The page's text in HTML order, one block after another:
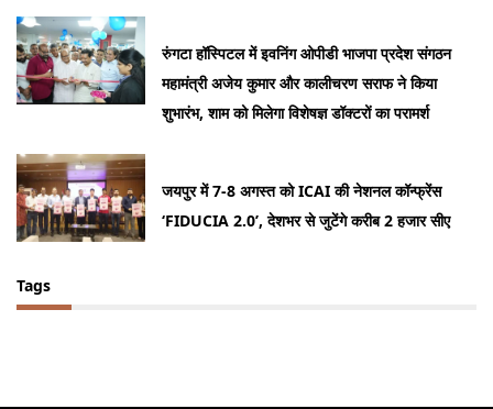
रुंगटा हॉस्पिटल में इवनिंग ओपीडी भाजपा प्रदेश संगठन
महामंत्री अजेय कुमार और कालीचरण सराफ ने किया
शुभारंभ, शाम को मिलेगा विशेषज्ञ डॉक्टरों का परामर्श
जयपुर में 7-8 अगस्त को ICAI की नेशनल कॉन्फ्रेंस
‘FIDUCIA 2.0’, देशभर से जुटेंगे करीब 2 हजार सीए
Tags